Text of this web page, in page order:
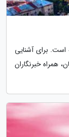
است. برای آشنایی
همراه خبرنگاران